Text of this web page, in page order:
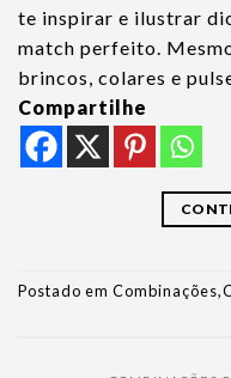
te inspirar e ilustrar
match perfeito.
brincos, colares e
Compartilhe
Postado em Combinações,